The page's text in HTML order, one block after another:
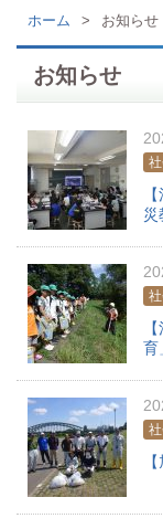
ホーム > お知らせ
お知らせ
災
育